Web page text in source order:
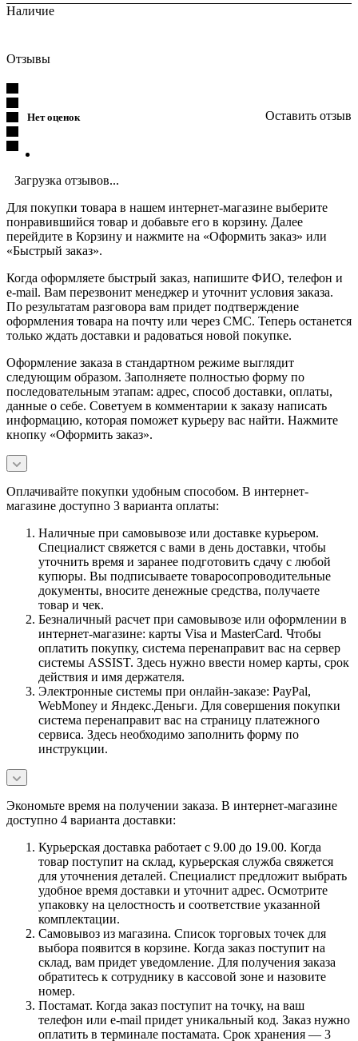
Наличие
Отзывы
Нет оценок Оставить отзыв
Загрузка отзывов...
Для покупки товара в нашем интернет-магазине выберите
понравившийся товар и добавьте его в корзину. Далее
перейдите в Корзину и нажмите на «Оформить заказ» или
«Быстрый заказ».
Когда оформляете быстрый заказ, напишите ФИО, телефон и
e-mail. Вам перезвонит менеджер и уточнит условия заказа.
По результатам разговора вам придет подтверждение
оформления товара на почту или через СМС. Теперь останется
только ждать доставки и радоваться новой покупке.
Оформление заказа в стандартном режиме выглядит
следующим образом. Заполняете полностью форму по
последовательным этапам: адрес, способ доставки, оплаты,
данные о себе. Советуем в комментарии к заказу написать
информацию, которая поможет курьеру вас найти. Нажмите
кнопку «Оформить заказ».
Оплачивайте покупки удобным способом. В интернет-
магазине доступно 3 варианта оплаты:
Наличные при самовывозе или доставке курьером.
Специалист свяжется с вами в день доставки, чтобы
уточнить время и заранее подготовить сдачу с любой
купюры. Вы подписываете товаросопроводительные
документы, вносите денежные средства, получаете
товар и чек.
Безналичный расчет при самовывозе или оформлении в
интернет-магазине: карты Visa и MasterCard. Чтобы
оплатить покупку, система перенаправит вас на сервер
системы ASSIST. Здесь нужно ввести номер карты, срок
действия и имя держателя.
Электронные системы при онлайн-заказе: PayPal,
WebMoney и Яндекс.Деньги. Для совершения покупки
система перенаправит вас на страницу платежного
сервиса. Здесь необходимо заполнить форму по
инструкции.
Экономьте время на получении заказа. В интернет-магазине
доступно 4 варианта доставки:
Курьерская доставка работает с 9.00 до 19.00. Когда
товар поступит на склад, курьерская служба свяжется
для уточнения деталей. Специалист предложит выбрать
удобное время доставки и уточнит адрес. Осмотрите
упаковку на целостность и соответствие указанной
комплектации.
Самовывоз из магазина. Список торговых точек для
выбора появится в корзине. Когда заказ поступит на
склад, вам придет уведомление. Для получения заказа
обратитесь к сотруднику в кассовой зоне и назовите
номер.
Постамат. Когда заказ поступит на точку, на ваш
телефон или e-mail придет уникальный код. Заказ нужно
оплатить в терминале постамата. Срок хранения — 3